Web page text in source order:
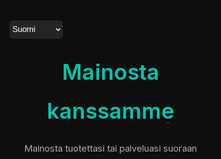
Mainosta
kanssamme
Mainosta tuotettasi tai palveluasi suoraan